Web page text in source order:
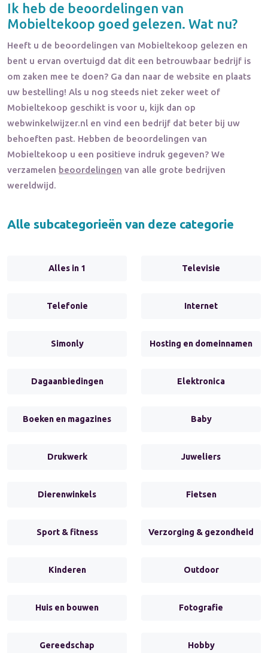
Ik heb de beoordelingen van
Mobieltekoop goed gelezen. Wat nu?
Heeft u de beoordelingen van Mobieltekoop gelezen en
bent u ervan overtuigd dat dit een betrouwbaar bedrijf is
om zaken mee te doen? Ga dan naar de website en plaats
uw bestelling! Als u nog steeds niet zeker weet of
Mobieltekoop geschikt is voor u, kijk dan op
webwinkelwijzer.nl en vind een bedrijf dat beter bij uw
behoeften past. Hebben de beoordelingen van
Mobieltekoop u een positieve indruk gegeven? We
verzamelen beoordelingen van alle grote bedrijven
wereldwijd.
Alle subcategorieën van deze categorie
Alles in 1 Televisie
Telefonie Internet
Simonly Hosting en domeinnamen
Dagaanbiedingen Elektronica
Boeken en magazines Baby
Drukwerk Juweliers
Dierenwinkels Fietsen
Sport & fitness Verzorging & gezondheid
Kinderen Outdoor
Huis en bouwen Fotografie
Gereedschap Hobby